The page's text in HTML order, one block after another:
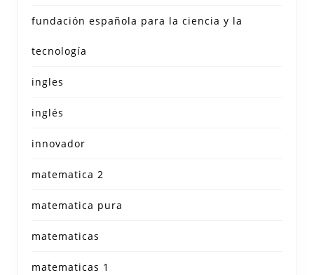
fundación española para la ciencia y la
tecnología
ingles
inglés
innovador
matematica 2
matematica pura
matematicas
matematicas 1